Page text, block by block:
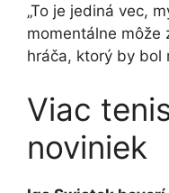
„To je jediná vec,
momentálne môže
hráča, ktorý by bol
Viac
noviniek